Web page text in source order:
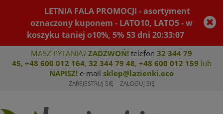
LETNIA FALA PROMOCJI - asortyment
oznaczony kuponem - LATO10, LATO5 - w
koszyku taniej o10%, 5% 53dni20:33:07
MASZ PYTANIA? ZADZWOŃ! telefon 32 344 79
45, +48 600 012 164, 32 344 79 48, +48 600 012 159 lub
NAPISZ! e-mail sklep@lazienki.eco
ZAREJESTRUJ SIĘ ZALOGUJ SIĘ